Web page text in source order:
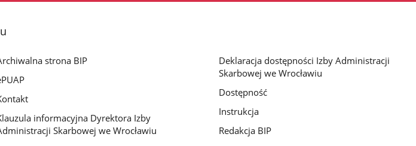
strona BIP
informacyjna Dyrektora Izby
Skarbowej we Wrocławiu
Deklaracja dostępności Izby Administracji
Skarbowej we Wrocławiu
Dostępność
Instrukcja
Redakcja BIP